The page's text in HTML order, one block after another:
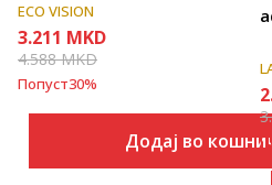
ECO VISION
3.211 MKD
4.588MKD
Попуст30%
Додај во